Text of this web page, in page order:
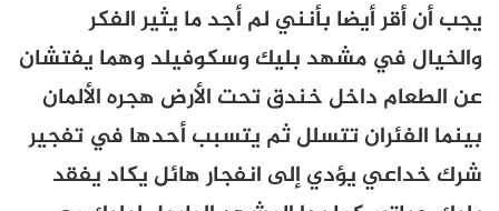
يجب أن أقر أيضا بأنني لم أجد ما يثير الفكر
والخيال في مشهد بليك وسكوفيلد وهما يفتشان
عن الطعام داخل خندق تحت الأرض هجره الألمان
بينما الفئران تتسلل ثم يتسبب أحدها في تفجير
شرك خداعي يؤدي إلى انفجار هائل يكاد يفقد